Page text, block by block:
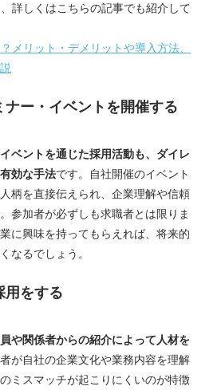
詳しくはこちらの記事でも紹介して
メリット・デメリットや導入方法、
ー・イベントを開催する
ベントを通じた採用活動も、ダイレ
効な手法です。自社開催のイベント
柄を直接伝えられ、企業理解や信頼
参加者が必ずしも求職者とは限りま
に興味を持ってもらえれば、将来的
なるでしょう。
をする
や関係者からの紹介によって人材を
が自社の企業文化や業務内容を理解
ミスマッチが起こりにくいのが特徴